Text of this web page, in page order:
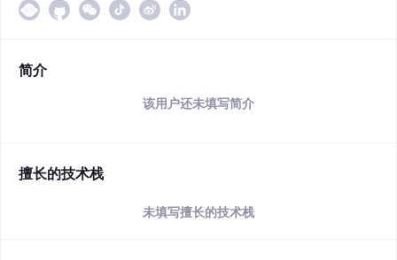
简介
该用户还未填写简介
擅长的技术栈
未填写擅长的技术栈